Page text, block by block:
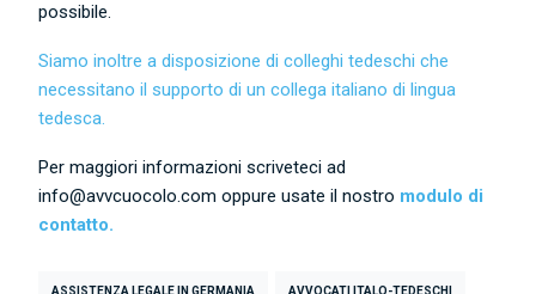
possibile.
Siamo inoltre a disposizione di colleghi tedeschi che
necessitano il supporto di un collega italiano di lingua
tedesca.
Per maggiori informazioni scriveteci ad
info@avvcuocolo.com oppure usate il nostro modulo di
contatto.